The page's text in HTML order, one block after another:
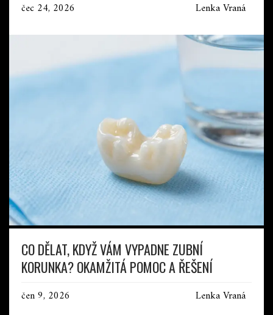
čec 24, 2026 Lenka Vraná
CO DĚLAT, KDYŽ VÁM VYPADNE ZUBNÍ
KORUNKA? OKAMŽITÁ POMOC A ŘEŠENÍ
čen 9, 2026 Lenka Vraná